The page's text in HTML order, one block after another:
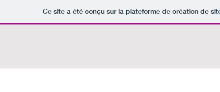
Ce site a été conçu sur la plateforme de création de